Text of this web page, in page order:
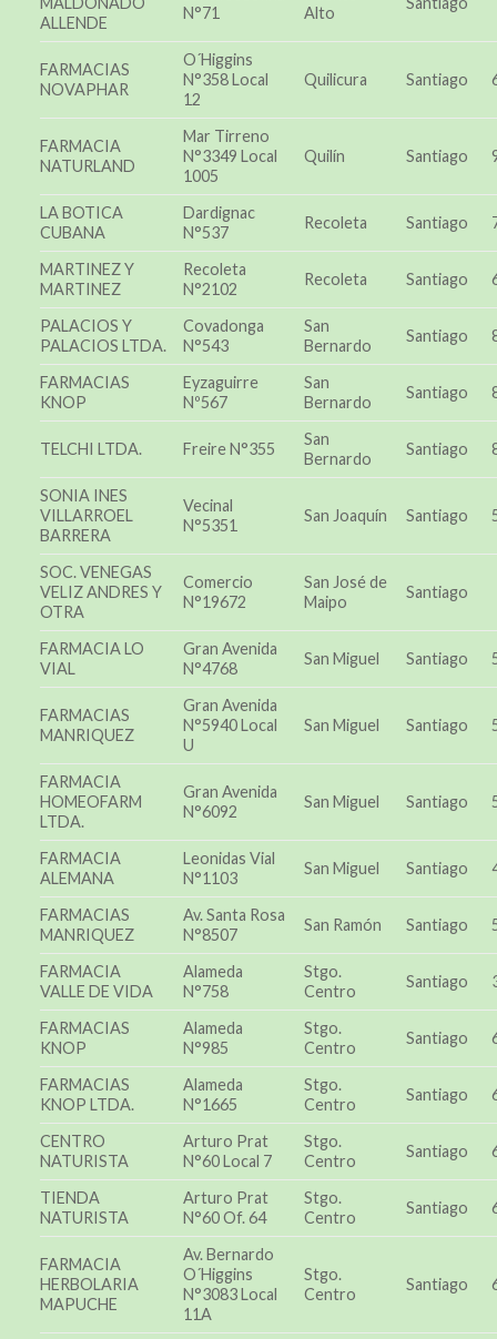
ALLENDE
N°71
Alto
FARMACIAS
NOVAPHAR
O´Higgins
N°358 Local
12
Quilicura Santiago
FARMACIA
NATURLAND
Mar Tirreno
N°3349 Local
1005
Quilín Santiago
LA BOTICA
CUBANA
Dardignac
N°537
Recoleta Santiago
MARTINEZ Y
MARTINEZ
Recoleta
N°2102
Recoleta Santiago
PALACIOS Y
PALACIOS LTDA.
Covadonga
N°543
San
Bernardo
Santiago
FARMACIAS
KNOP
Eyzaguirre
Nº567
San
Bernardo
Santiago
TELCHI LTDA. Freire N°355
San
Bernardo
Santiago
SONIA INES
VILLARROEL
BARRERA
Vecinal
N°5351
San Joaquín Santiago
SOC. VENEGAS
VELIZ ANDRES Y
OTRA
Comercio
N°19672
San José de
Maipo
Santiago
FARMACIA LO
VIAL
Gran Avenida
N°4768
San Miguel Santiago
FARMACIAS
MANRIQUEZ
Gran Avenida
N°5940 Local
U
San Miguel Santiago
FARMACIA
HOMEOFARM
LTDA.
Gran Avenida
N°6092
San Miguel Santiago
FARMACIA
ALEMANA
Leonidas Vial
N°1103
San Miguel Santiago
FARMACIAS
MANRIQUEZ
Av. Santa Rosa
N°8507
San Ramón Santiago
FARMACIA
VALLE DE VIDA
Alameda
N°758
Stgo.
Centro
Santiago
FARMACIAS
KNOP
Alameda
N°985
Stgo.
Centro
Santiago
FARMACIAS
KNOP LTDA.
Alameda
N°1665
Stgo.
Centro
Santiago
CENTRO
NATURISTA
Arturo Prat
N°60 Local 7
Stgo.
Centro
Santiago
TIENDA
NATURISTA
Arturo Prat
N°60 Of. 64
Stgo.
Centro
Santiago
FARMACIA
HERBOLARIA
MAPUCHE
Av. Bernardo
O´Higgins
N°3083 Local
11A
Stgo.
Centro
Santiago